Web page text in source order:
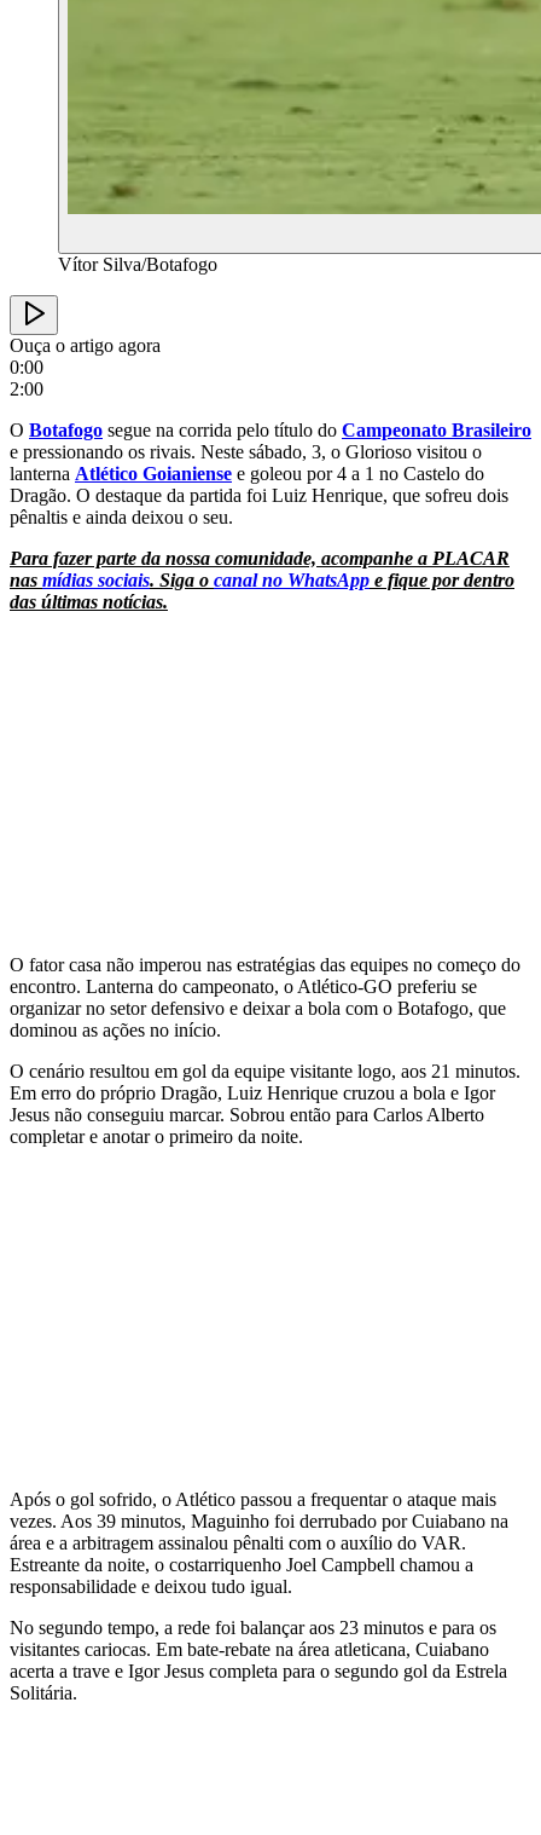
Vítor Silva/Botafogo
Ouça o artigo agora
0:00
2:00
O Botafogo segue na corrida pelo título do Campeonato Brasileiro
e pressionando os rivais. Neste sábado, 3, o Glorioso visitou o
lanterna Atlético Goianiense e goleou por 4 a 1 no Castelo do
Dragão. O destaque da partida foi Luiz Henrique, que sofreu dois
pênaltis e ainda deixou o seu.
Para fazer parte da nossa comunidade, acompanhe a PLACAR
nas mídias sociais. Siga o canal no WhatsApp e fique por dentro
das últimas notícias.
O fator casa não imperou nas estratégias das equipes no começo do
encontro. Lanterna do campeonato, o Atlético-GO preferiu se
organizar no setor defensivo e deixar a bola com o Botafogo, que
dominou as ações no início.
O cenário resultou em gol da equipe visitante logo, aos 21 minutos.
Em erro do próprio Dragão, Luiz Henrique cruzou a bola e Igor
Jesus não conseguiu marcar. Sobrou então para Carlos Alberto
completar e anotar o primeiro da noite.
Após o gol sofrido, o Atlético passou a frequentar o ataque mais
vezes. Aos 39 minutos, Maguinho foi derrubado por Cuiabano na
área e a arbitragem assinalou pênalti com o auxílio do VAR.
Estreante da noite, o costarriquenho Joel Campbell chamou a
responsabilidade e deixou tudo igual.
No segundo tempo, a rede foi balançar aos 23 minutos e para os
visitantes cariocas. Em bate-rebate na área atleticana, Cuiabano
acerta a trave e Igor Jesus completa para o segundo gol da Estrela
Solitária.